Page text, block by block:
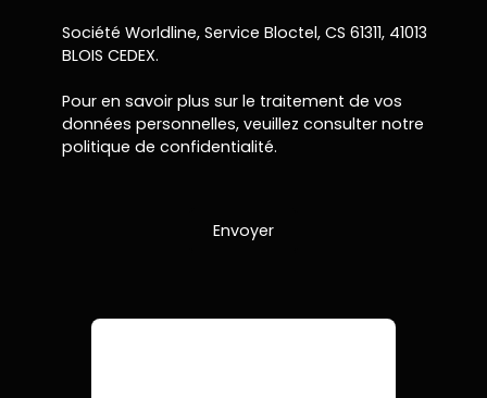
Société Worldline, Service Bloctel, CS 61311, 41013
BLOIS CEDEX.
Pour en savoir plus sur le traitement de vos
données personnelles, veuillez consulter notre
politique de confidentialité.
Envoyer